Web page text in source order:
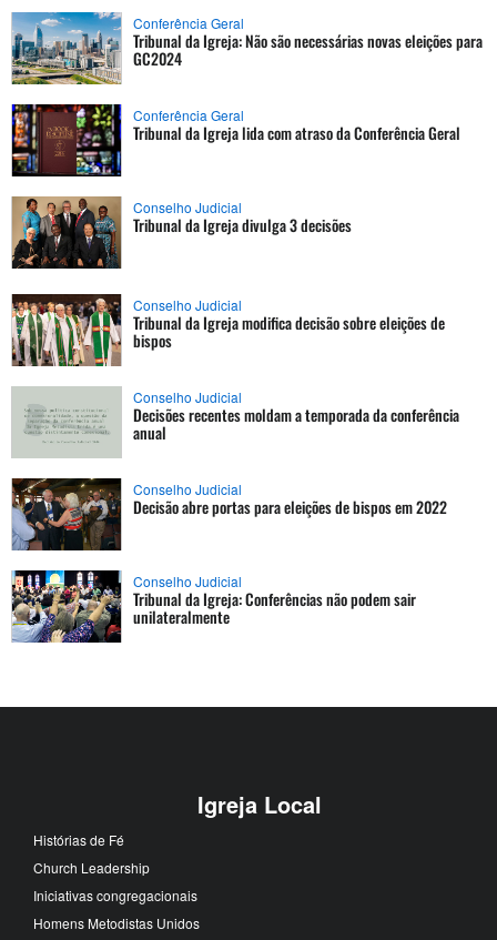
Conferência Geral
Tribunal da Igreja: Não são necessárias novas eleições para
GC2024
Conferência Geral
Tribunal da Igreja lida com atraso da Conferência Geral
Conselho Judicial
Tribunal da Igreja divulga 3 decisões
Conselho Judicial
Tribunal da Igreja modifica decisão sobre eleições de
bispos
Conselho Judicial
Decisões recentes moldam a temporada da conferência
anual
Conselho Judicial
Decisão abre portas para eleições de bispos em 2022
Conselho Judicial
Tribunal da Igreja: Conferências não podem sair
unilateralmente
Igreja Local
Histórias de Fé
Church Leadership
Iniciativas congregacionais
Homens Metodistas Unidos